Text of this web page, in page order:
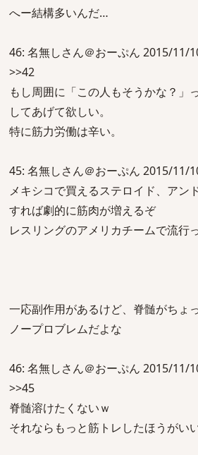
へー結構多いんだ…
46: 名無しさん＠おーぷん 2015/11/
>>42
もし周囲に「この人もそうかな？」
してあげて欲しい。
特に筋力労働は辛い。
45: 名無しさん＠おーぷん 2015/11/
メキシコで買えるステロイド、アン
すれば劇的に筋肉が増えるぞ
レスリングのアメリカチームで流行
一応副作用があるけど、脊髄がちょ
ノープロブレムだよな
46: 名無しさん＠おーぷん 2015/11/
>>45
脊髄溶けたくないｗ
それならもっと筋トレしたほうがいい